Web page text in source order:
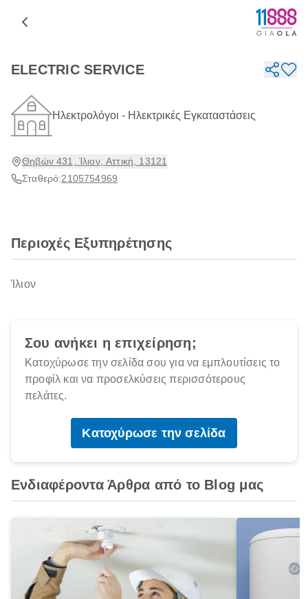
ELECTRIC SERVICE
Ηλεκτρολόγοι - Ηλεκτρικές Εγκαταστάσεις
Θηβών 431, Ίλιον, Αττική, 13121
Σταθερό:2105754969
Περιοχές Εξυπηρέτησης
Ίλιον
Σου ανήκει η επιχείρηση;
Κατοχύρωσε την σελίδα σου για να εμπλουτίσεις το
προφίλ και να προσελκύσεις περισσότερους
πελάτες.
Κατοχύρωσε την σελίδα
Ενδιαφέροντα Άρθρα από το Blog μας